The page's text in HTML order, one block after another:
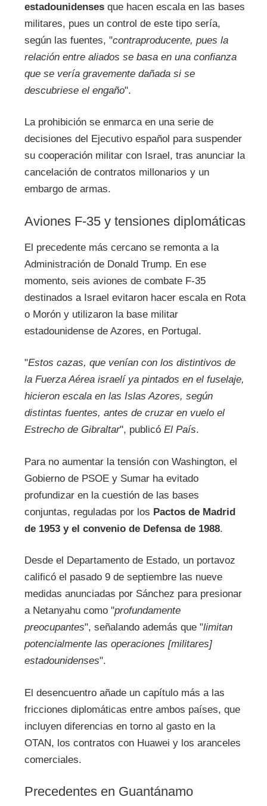
estadounidensesque hacen escala en las bases
militares, pues un control de este tipo sería,
según las fuentes, "contraproducente, pues la
relación entre aliados se basa en una confianza
que se vería gravemente dañada si se
descubriese el engaño".
La prohibición se enmarca en una serie de
decisiones del Ejecutivo español para suspender
su cooperación militar con Israel, tras anunciar la
cancelación de contratos millonarios y un
embargo de armas.
Aviones F-35 y tensiones diplomáticas
El precedente más cercano se remonta a la
Administración de Donald Trump. En ese
momento, seis aviones de combate F-35
destinados a Israel evitaron hacer escala en Rota
o Morón y utilizaron la base militar
estadounidense de Azores, en Portugal.
"Estos cazas, que venían con los distintivos de
la Fuerza Aérea israelí ya pintados en el fuselaje,
hicieron escala en las Islas Azores, según
distintas fuentes, antes de cruzar en vuelo el
Estrecho de Gibraltar", publicó El País.
Para no aumentar la tensión con Washington, el
Gobierno de PSOE y Sumar ha evitado
profundizar en la cuestión de las bases
conjuntas, reguladas por los Pactos de Madrid
de 1953 y el convenio de Defensa de 1988.
Desde el Departamento de Estado, un portavoz
calificó el pasado 9 de septiembre las nueve
medidas anunciadas por Sánchez para presionar
a Netanyahu como "profundamente
preocupantes", señalando además que "limitan
potencialmente las operaciones [militares]
estadounidenses".
El desencuentro añade un capítulo más a las
fricciones diplomáticas entre ambos países, que
incluyen diferencias en torno al gasto en la
OTAN, los contratos con Huawei y los aranceles
comerciales.
Precedentes en Guantánamo